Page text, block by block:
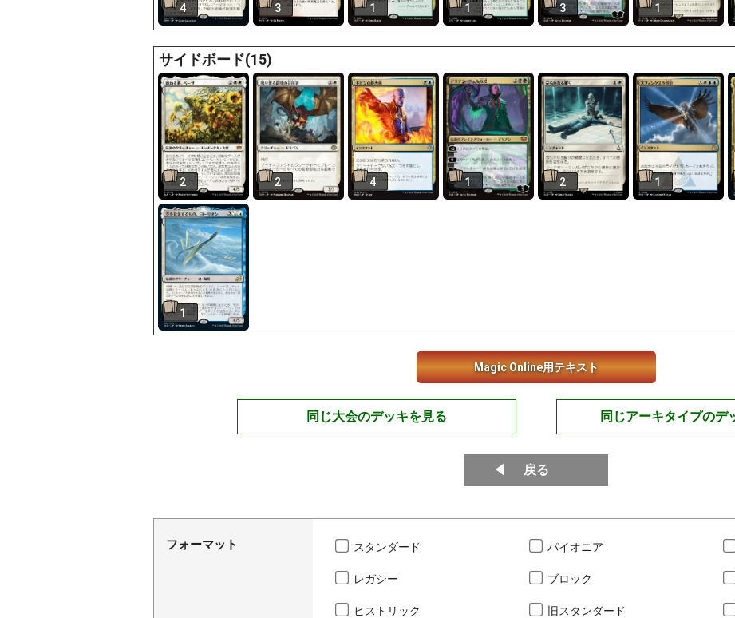
4 3 1 1 3 1
サイドボード(15)
2 2 4 1 2 1
1
Magic Online用テキスト
同じ大会のデッキを見る 同じアーキタイプのデ
戻る
フォーマット スタンダード パイオニア
レガシー ブロック
ヒストリック 旧スタンダード